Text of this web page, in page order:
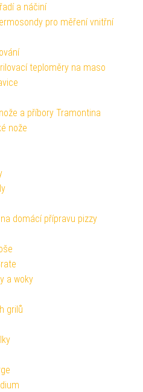
a náčiní
pro měření vnitřní
teploměry na maso
a příbory Tramontina
nože
domácí přípravu pizzy
a woky
grilů